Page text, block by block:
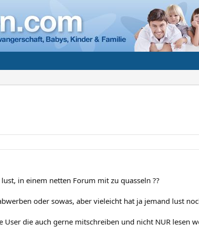
in einem netten Forum mit zu quasseln ??
oder sowas, aber vieleicht hat ja jemand lust
User die auch gerne mitschreiben und nicht NUR lesen